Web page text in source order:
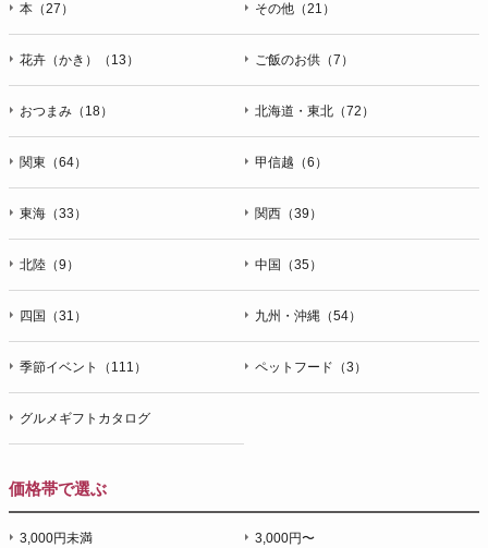
本（27） その他（21）
花卉（かき）（13） ご飯のお供（7）
おつまみ（18） 北海道・東北（72）
関東（64） 甲信越（6）
東海（33） 関西（39）
北陸（9） 中国（35）
四国（31） 九州・沖縄（54）
季節イベント（111） ペットフード（3）
グルメギフトカタログ
価格帯で選ぶ
3,000円未満 3,000円〜